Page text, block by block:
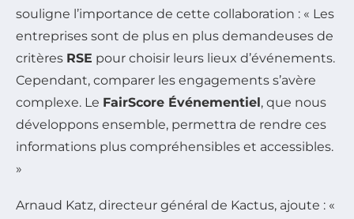
souligne l’importance de cette collaboration : « Les
entreprises sont de plus en plus demandeuses de
critères RSE pour choisir leurs lieux d’événements.
Cependant, comparer les engagements s’avère
complexe. Le FairScore Événementiel, que nous
développons ensemble, permettra de rendre ces
informations plus compréhensibles et accessibles.
»
Arnaud Katz, directeur général de Kactus, ajoute : «